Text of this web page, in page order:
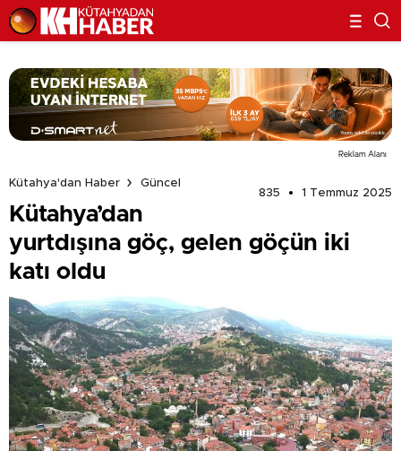
Reklam Alanı
Kütahya'dan Haber
Güncel
835
1 Temmuz 2025
Kütahya’dan
yurtdışına göç, gelen göçün iki
katı oldu